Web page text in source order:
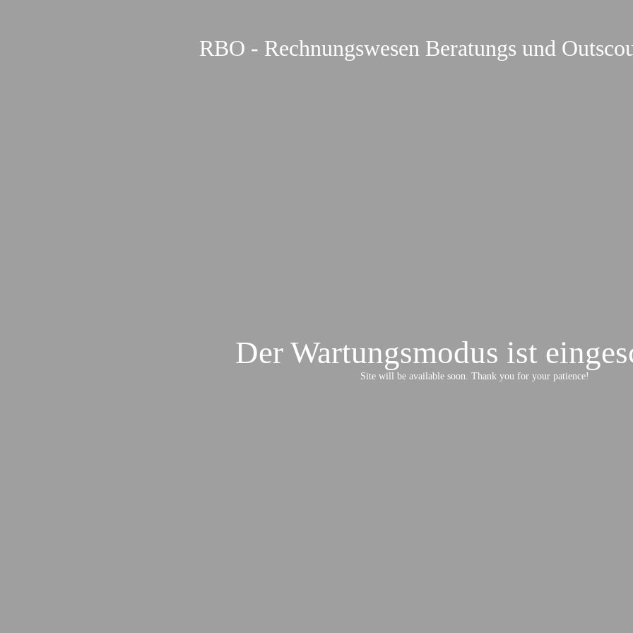
RBO - Rechnungswesen Beratungs und
Der Wartungsmodus ist
Site will be available soon. Thank you for your patience!